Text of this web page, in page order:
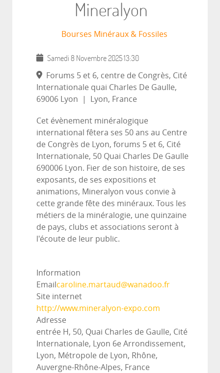
Mineralyon
Bourses Minéraux & Fossiles
Samedi 8 Novembre 202513:30
Forums 5 et 6, centre de Congrès, Cité
Internationale quai Charles De Gaulle,
69006 Lyon
| Lyon, France
Cet évènement minéralogique
international fêtera ses 50 ans au Centre
de Congrès de Lyon, forums 5 et 6, Cité
Internationale, 50 Quai Charles De Gaulle
690006 Lyon. Fier de son histoire, de ses
exposants, de ses expositions et
animations, Mineralyon vous convie à
cette grande fête des minéraux. Tous les
métiers de la minéralogie, une quinzaine
de pays, clubs et associations seront à
l'écoute de leur public.
Information
Email caroline.martaud@wanadoo.fr
Site internet
http://www.mineralyon-expo.com
Adresse
entrée H, 50, Quai Charles de Gaulle, Cité
Internationale, Lyon 6e Arrondissement,
Lyon, Métropole de Lyon, Rhône,
Auvergne-Rhône-Alpes, France